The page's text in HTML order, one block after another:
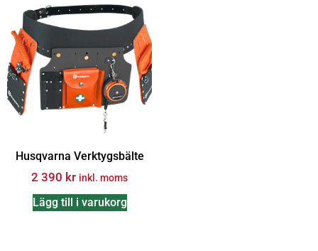
Husqvarna Verktygsbälte
2 390 kr inkl. moms
Lägg till i varukorg